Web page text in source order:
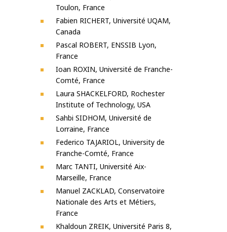
Toulon, France
Fabien RICHERT, Université UQAM,
Canada
Pascal ROBERT, ENSSIB Lyon,
France
Ioan ROXIN, Université de Franche-
Comté, France
Laura SHACKELFORD, Rochester
Institute of Technology, USA
Sahbi SIDHOM, Université de
Lorraine, France
Federico TAJARIOL, University de
Franche-Comté, France
Marc TANTI, Université Aix-
Marseille, France
Manuel ZACKLAD, Conservatoire
Nationale des Arts et Métiers,
France
Khaldoun ZREIK, Université Paris 8,